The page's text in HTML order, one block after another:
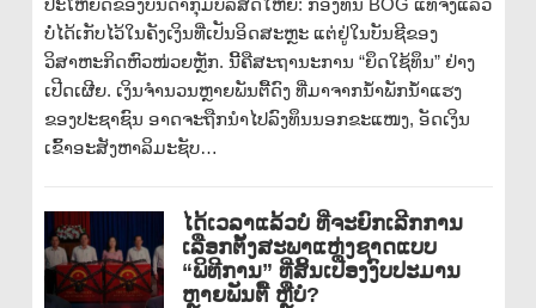
ປະໂຫຍດຂອງບັນດາກຸ່ມບໍລິສັດໃຫຍ່: ກອງທຶນ BOG ແທ້ຈິງແລ້ວ
ບໍ່ໄດ້ເກັບໄວ້ໃນຄັງເງິນທີ່ເປັນອິດສະຫຼະ ແຕ່ຢູ່ໃນບັນຊີຂອງ
ວິສາຫະກິດຫົວໜ່ວຍຫຼັກ. ນີ້ຄືສະຖານະການ “ຍຶດໃຊ້ທຶນ” ຢ່າງ
ເປີດເຜີຍ. ເງິນຈຳນວນຫຼາຍພັນຕື້ດົງ ທີ່ມາຈາກນ້ຳພັກນ້ຳແຮງ
ຂອງປະຊາຊົນ ອາດຈະຖືກນຳໄປລົງທຶນນອກຂະແໜງ, ອັດເງິນ
ເຂົ້າອະສັງຫາລິມະຊັບ…
ໄດ້ເວລາແລ້ວບໍ່ ທີ່ຈະຍົກເລີກການ
ເລືອກຕັ້ງສະພາແຫ່ງຊາດແບບ
“ພິທີການ” ທີ່ສິ້ນເປືອງງົບປະມານ
ຫຼາຍພັນຕື້ ຫຼືບໍ່?